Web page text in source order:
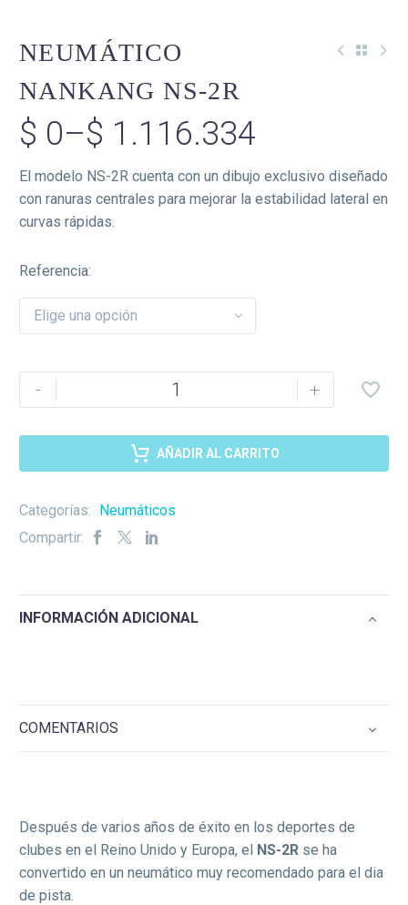
NEUMÁTICO
NANKANG NS-2R
$ 0–$ 1.116.334
El modelo NS-2R cuenta con un dibujo exclusivo diseñado
con ranuras centrales para mejorar la estabilidad lateral en
curvas rápidas.
Referencia
Elige una opción
- +
AÑADIR AL CARRITO
Categorías: Neumáticos
Compartir:
INFORMACIÓN ADICIONAL
COMENTARIOS
Después de varios años de éxito en los deportes de
clubes en el Reino Unido y Europa, el NS-2R se ha
convertido en un neumático muy recomendado para el dia
de pista.